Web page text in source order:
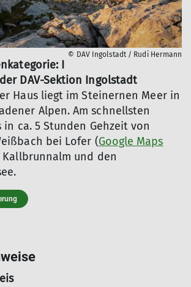
© DAV Ingolstadt / Rudi Hermann
I
DAV-Sektion Ingolstadt
Haus liegt im Steinernen Meer in
Alpen. Am schnellsten
ca. 5 Stunden Gehzeit von
bei Lofer (Google Maps
und den